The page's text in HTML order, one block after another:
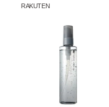
RAKUTEN